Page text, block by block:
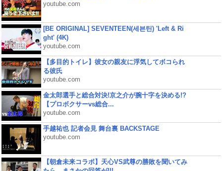
youtube.com
[BE ORIGINAL] SEVENTEEN(세븐틴) 'Left & Ri
ght' (4K)
youtube.com
【多目的トイレ】彼女の親友に浮気してボコられ
る彼氏
youtube.com
金太郎選手と総合対決!京之介が腕十字を決める!?
【プロボクサーvs総合...
youtube.com
手越祐也 記者会見 舞台裏 BACKSTAGE
youtube.com
【朝倉未来コラボ】天心VS武尊の勝敗を聞いてみ